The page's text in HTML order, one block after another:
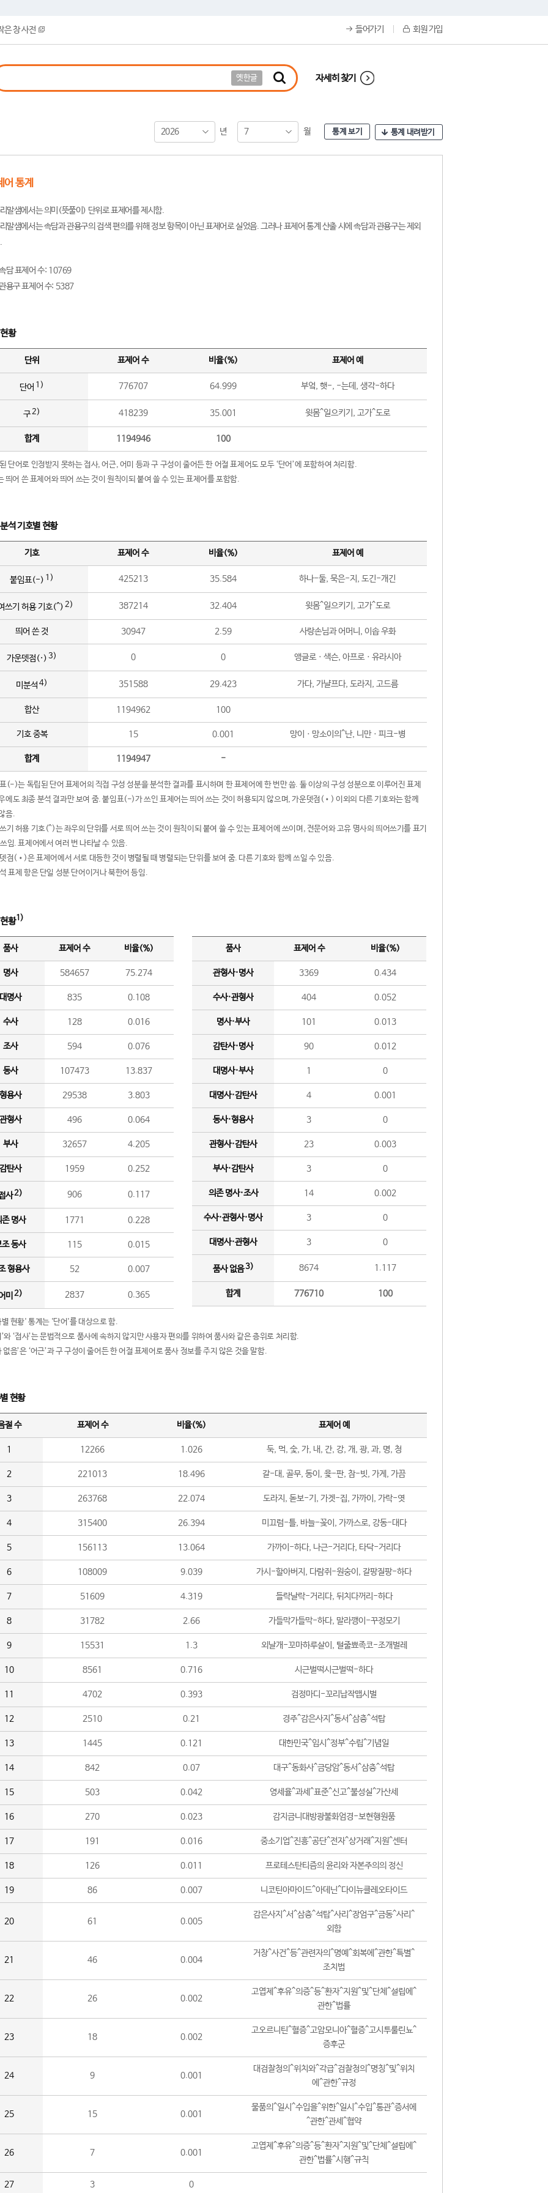
은 창 사전 들어가기 회원 가입
옛한글 자세히 찾기
2026 년 7 월 통계 보기 통계 내려받기
어 통계
말샘에서는 의미(뜻풀이) 단위로 표제어를 제시함.
말샘에서는 속담과 관용구의 검색 편의를 위해 정보 항목이 아닌 표제어로 실었음. 그러나 표제어 통계 산출 시에 속담과 관용구는 제외
담 표제어 수: 10769
용구 표제어 수: 5387
황
단위 표제어 수 비율(%) 표제어 예
단어 1) 776707 64.999 부엌, 햇-, -는데, 생각-하다
구2) 418239 35.001 윗몸^일으키기, 고가^도로
합계 1194946 100
단어로 인정받지 못하는 접사, 어근, 어미 등과 구 구성이 줄어든 한 어절 표제어도 모두 ‘단어’에 포함하여 처리함.
띄어 쓴 표제어와 띄어 쓰는 것이 원칙이되 붙여 쓸 수 있는 표제어를 포함함.
석 기호별 현황
기호 표제어 수 비율(%) 표제어 예
붙임표(-) 1) 425213 35.584 하나-둘, 묵은-지, 도긴-개긴
쓰기 허용 기호(^) 2) 387214 32.404 윗몸^일으키기, 고가^도로
띄어 쓴 것 30947 2.59 사랑손님과 어머니, 이솝 우화
가운뎃점(·) 3) 0 0 앵글로ㆍ색슨, 아프로ㆍ유라시아
미분석 4) 351588 29.423 가다, 가냘프다, 도라지, 고드름
합산 1194962 100
기호 중복 15 0.001 망이ㆍ망소이의^난, 니만ㆍ피크-병
합계 1194947 -
(-)는 독립된 단어 표제어의 직접 구성 성분을 분석한 결과를 표시하며 한 표제어에 한 번만 씀. 둘 이상의 구성 성분으로 이루어진 표제
에도 최종 분석 결과만 보여 줌. 붙임표(-)가 쓰인 표제어는 띄어 쓰는 것이 허용되지 않으며, 가운뎃점(•) 이외의 다른 기호와는 함께
음.
기 허용 기호(^)는 좌우의 단위를 서로 띄어 쓰는 것이 원칙이되 붙여 쓸 수 있는 표제어에 쓰이며, 전문어와 고유 명사의 띄어쓰기를 표기
임. 표제어에서 여러 번 나타날 수 있음.
점(•)은 표제어에서 서로 대등한 것이 병렬될 때 병렬되는 단위를 보여 줌. 다른 기호와 함께 쓰일 수 있음.
표제 항은 단일 성분 단어이거나 북한어 등임.
황1)
품사 표제어 수 비율(%)
명사 584657 75.274
명사 835 0.108
수사 128 0.016
조사 594 0.076
동사 107473 13.837
용사 29538 3.803
형사 496 0.064
부사 32657 4.205
탄사 1959 0.252
사2) 906 0.117
존 명사 1771 0.228
조 동사 115 0.015
형용사 52 0.007
미 2) 2837 0.365
품사 표제어 수 비율(%)
관형사·명사 3369 0.434
수사·관형사 404 0.052
명사·부사 101 0.013
감탄사·명사 90 0.012
대명사·부사 1 0
대명사·감탄사 4 0.001
동사·형용사 3 0
관형사·감탄사 23 0.003
부사·감탄사 3 0
의존 명사·조사 14 0.002
수사·관형사·명사 3 0
대명사·관형사 3 0
품사 없음3) 8674 1.117
합계 776710 100
현황' 통계는 '단어'를 대상으로 함.
와 ‘접사’는 문법적으로 품사에 속하지 않지만 사용자 편의를 위하여 품사와 같은 층위로 처리함.
없음’은 ‘어근’과 구 구성이 줄어든 한 어절 표제어로 품사 정보를 주지 않은 것을 말함.
현황
절 수 표제어 수 비율(%) 표제어 예
1 12266 1.026 둑, 먹, 숯, 가, 내, 간, 강, 개, 광, 과, 명, 청
2 221013 18.496 갈-대, 골무, 동이, 윷-판, 참-빗, 가게, 가끔
3 263768 22.074 도라지, 돋보-기, 가겟-집, 가까이, 가락-엿
4 315400 26.394 미끄럼-틀, 바늘-꽂이, 가까스로, 강동-대다
5 156113 13.064 가까이-하다, 나근-거리다, 타닥-거리다
6 108009 9.039 가시-할아버지, 다람쥐-원숭이, 갈팡질팡-하다
7 51609 4.319 들락날락-거리다, 뒤치다꺼리-하다
8 31782 2.66 가들막가들막-하다, 말라깽이-꾸정모기
9 15531 1.3 외날개-꼬마하루살이, 털줄뾰족코-조개벌레
10 8561 0.716 시근벌떡시근벌떡-하다
11 4702 0.393 검정마디-꼬리납작맵시벌
12 2510 0.21 경주^감은사지^동서^삼층^석탑
13 1445 0.121 대한민국^임시^정부^수립^기념일
14 842 0.07 대구^동화사^금당암^동서^삼층^석탑
15 503 0.042 영세율^과세^표준^신고^불성실^가산세
16 270 0.023 감지금니대방광불화엄경-보현행원품
17 191 0.016 중소기업^진흥^공단^전자^상거래^지원^센터
18 126 0.011 프로테스탄티즘의 윤리와 자본주의의 정신
19 86 0.007 니코틴아마이드^아데닌^다이뉴클레오타이드
20 61 0.005
감은사지^서^삼층^석탑^사리^장엄구^금동^사리^
외함
21 46 0.004
거창^사건^등^관련자의^명예^회복에^관한^특별^
조치법
22 26 0.002
고엽제^후유^의증^등^환자^지원^및^단체^설립에^
관한^법률
23 18 0.002
고오르니틴^혈증^고암모니아^혈증^고시투룰린뇨^
증후군
24 9 0.001
대검찰청의^위치와^각급^검찰청의^명칭^및^위치
에^관한^규정
25 15 0.001
물품의^일시^수입을^위한^일시^수입^통관^증서에
^관한^관세^협약
26 7 0.001
고엽제^후유^의증^등^환자^지원^및^단체^설립에^
관한^법률^시행^규칙
27 3 0